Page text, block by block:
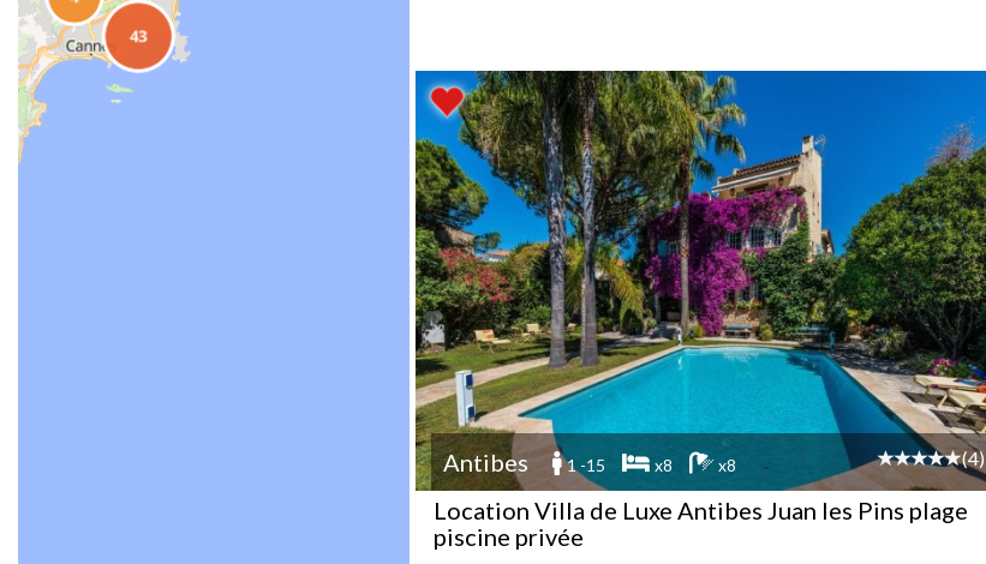
Antibes 1 -15 x8 x8 (4)
Location Villa de Luxe Antibes Juan les Pins plage
piscine privée